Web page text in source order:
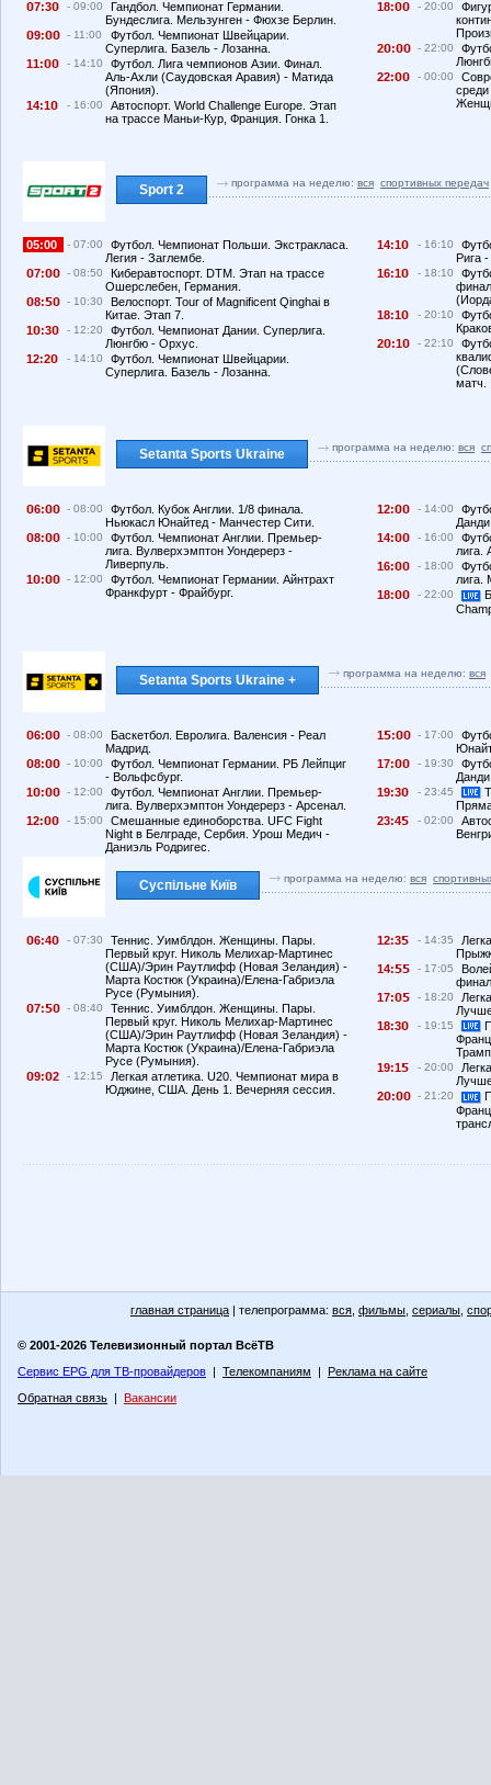
7:3
- 09:00
Гандбол. Чемпионат Германии.
Бундеслига. Мельзунген - Фюхзе Берлин.
9:
- 11:00
Футбол. Чемпионат Швейцарии.
Суперлига. Базель - Лозанна.
11:
- 14:10
Футбол. Лига чемпионов Азии. Финал.
Аль-Ахли (Саудовская Аравия) - Матида
(Япония).
14:1
- 16:00
Автоспорт. World Challenge Europe. Этап
на трассе Маньи-Кур, Франция. Гонка 1.
18:
- 20:00
2
: - 22:00
22:
- 00:00
Sport 2 программа на неделю: вся спортивных передач
05:00 - 07:00
Футбол. Чемпионат Польши. Экстракласа.
Легия - Заглембе.
7:
- 08:50
Киберавтоспорт. DTM. Этап на трассе
Ошерслебен, Германия.
8:
- 10:30
Велоспорт. Tour of Magnificent Qinghai в
Китае. Этап 7.
1
:3 - 12:20
Футбол. Чемпионат Дании. Суперлига.
Люнгбю - Орхус.
12:2
- 14:10
Футбол. Чемпионат Швейцарии.
Суперлига. Базель - Лозанна.
14:1 - 16:10
Рига
16:1
- 18:10
18:1
- 20:10
2
:1 - 22:10
матч.
Setanta Sports Ukraine программа на неделю: вся
6: - 08:00
Футбол. Кубок Англии. 1/8 финала.
Ньюкасл Юнайтед - Манчестер Сити.
8:
- 10:00
Футбол. Чемпионат Англии. Премьер-
лига. Вулверхэмптон Уондерерз -
Ливерпуль.
1
: - 12:00
Футбол. Чемпионат Германии. Айнтрахт
Франкфурт - Фрайбург.
12: - 14:00
14:
- 16:00
лига.
16:
- 18:00
лига.
18:
- 22:00
Setanta Sports Ukraine + программа на неделю: вся
6: - 08:00
Баскетбол. Евролига. Валенсия - Реал
Мадрид.
8:
- 10:00
Футбол. Чемпионат Германии. РБ Лейпциг
- Вольфсбург.
1
: - 12:00
Футбол. Чемпионат Англии. Премьер-
лига. Вулверхэмптон Уондерерз - Арсенал.
12:
- 15:00
Смешанные единоборства. UFC Fight
Night в Белграде, Сербия. Урош Медич -
Даниэль Родригес.
1 : - 17:00
17:
- 19:30
19:3
- 23:45
23:4
- 02:00
Суспільне Київ программа на неделю: вся
6:4 - 07:30
Теннис. Уимблдон. Женщины. Пары.
Первый круг. Николь Мелихар-Мартинес
(США)/Эрин Раутлифф (Новая Зеландия) -
Марта Костюк (Украина)/Елена-Габриэла
Русе (Румыния).
7:
- 08:40
Теннис. Уимблдон. Женщины. Пары.
Первый круг. Николь Мелихар-Мартинес
(США)/Эрин Раутлифф (Новая Зеландия) -
Марта Костюк (Украина)/Елена-Габриэла
Русе (Румыния).
9:
2 - 12:15
Легкая атлетика. U20. Чемпионат мира в
Юджине, США. День 1. Вечерняя сессия.
12:3 - 14:35
14:
- 17:05
17:
- 18:20
18:3
- 19:15
19:1
- 20:00
2
: - 21:20
главная страница | телепрограмма: вся фильмы сериалы
© 2001-2026 Телевизионный портал ВсёТВ
Сервис EPG для ТВ-провайдеров | Телекомпаниям | Реклама на сайте
Обратная связь | Вакансии